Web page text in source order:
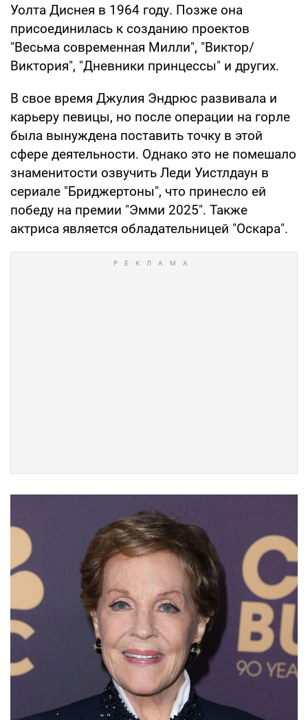
Уолта Диснея в 1964 году. Позже она
присоединилась к созданию проектов
"Весьма современная Милли", "Виктор/
Виктория", "Дневники принцессы" и других.
В свое время Джулия Эндрюс развивала и
карьеру певицы, но после операции на горле
была вынуждена поставить точку в этой
сфере деятельности. Однако это не помешало
знаменитости озвучить Леди Уистлдаун в
сериале "Бриджертоны", что принесло ей
победу на премии "Эмми 2025". Также
актриса является обладательницей "Оскара".